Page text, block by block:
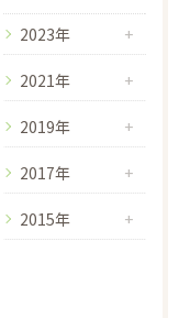
2023年
2021年
2019年
2017年
2015年